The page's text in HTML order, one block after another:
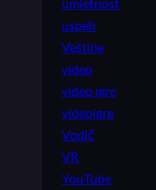
uspeh
Veštine
video
video igre
videoigre
Vodič
VR
YouTube